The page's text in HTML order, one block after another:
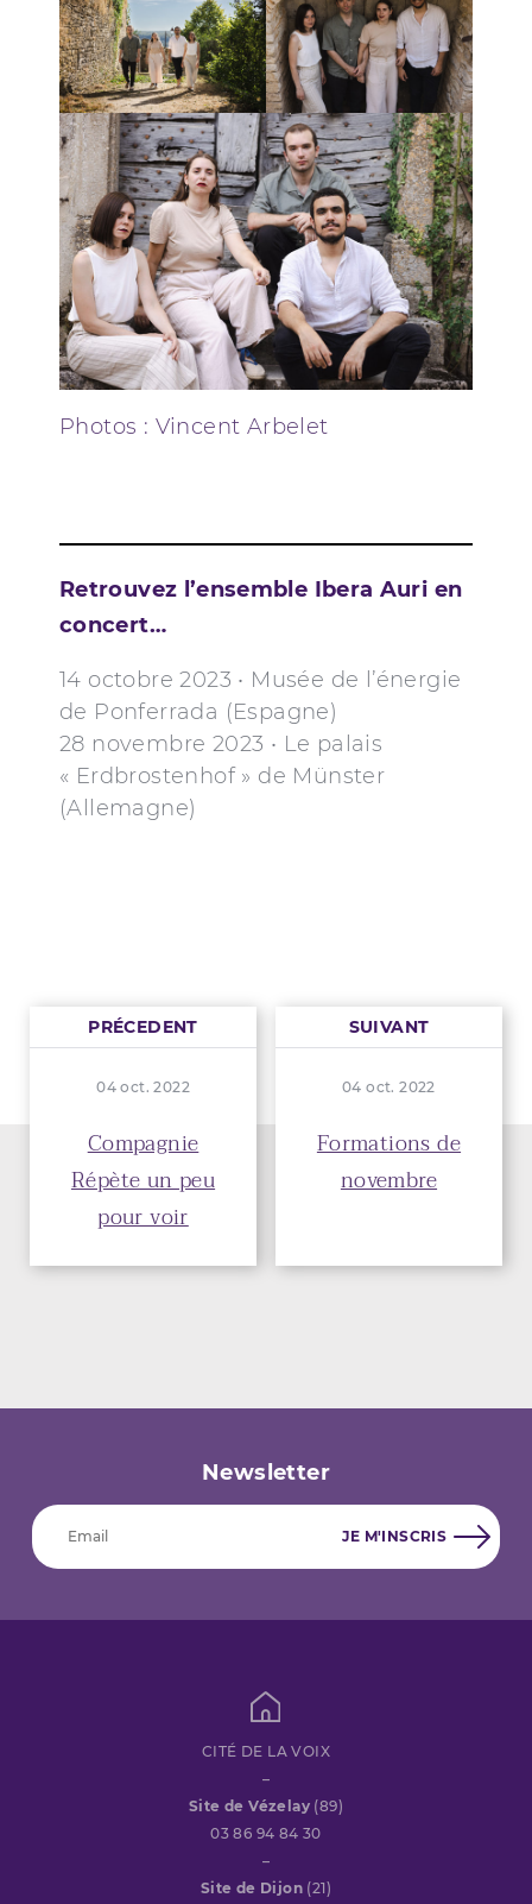
Photos : Vincent Arbelet
Retrouvez l’ensemble Ibera Auri en
concert…
14 octobre 2023 • Musée de l’énergie
de Ponferrada (Espagne)
28 novembre 2023 • Le palais
« Erdbrostenhof » de Münster
(Allemagne)
PRÉCEDENT
04 oct. 2022
Compagnie
Répète un peu
pour voir
SUIVANT
04 oct. 2022
Formations de
novembre
Newsletter
CITÉ DE LA VOIX
–
Site de Vézelay (89)
03 86 94 84 30
–
Site de Dijon (21)